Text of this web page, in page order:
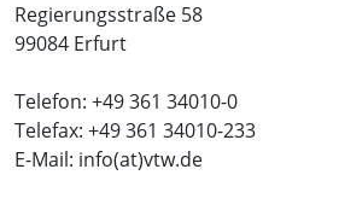
Regierungsstraße 58
99084 Erfurt
Telefon: +49 361 34010-0
Telefax: +49 361 34010-233
E-Mail: info(at)vtw.de